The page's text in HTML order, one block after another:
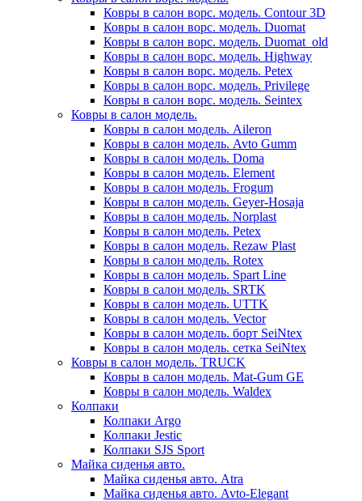
Ковры в салон ворс. модель. Contour 3D
Ковры в салон ворс. модель. Duomat
Ковры в салон ворс. модель. Duomat_old
Ковры в салон ворс. модель. Highway
Ковры в салон ворс. модель. Petex
Ковры в салон ворс. модель. Privilege
Ковры в салон ворс. модель. Seintex
Ковры в салон модель.
Ковры в салон модель. Aileron
Ковры в салон модель. Avto Gumm
Ковры в салон модель. Doma
Ковры в салон модель. Element
Ковры в салон модель. Frogum
Ковры в салон модель. Geyer-Hosaja
Ковры в салон модель. Norplast
Ковры в салон модель. Petex
Ковры в салон модель. Rezaw Plast
Ковры в салон модель. Rotex
Ковры в салон модель. Spart Line
Ковры в салон модель. SRTK
Ковры в салон модель. UTTK
Ковры в салон модель. Vector
Ковры в салон модель. борт SeiNtex
Ковры в салон модель. сетка SeiNtex
Ковры в салон модель. TRUCK
Ковры в салон модель. Mat-Gum GE
Ковры в салон модель. Waldex
Колпаки
Колпаки Argo
Колпаки Jestic
Колпаки SJS Sport
Майка сиденья авто.
Майка сиденья авто. Atra
Майка сиденья авто. Avto-Elegant